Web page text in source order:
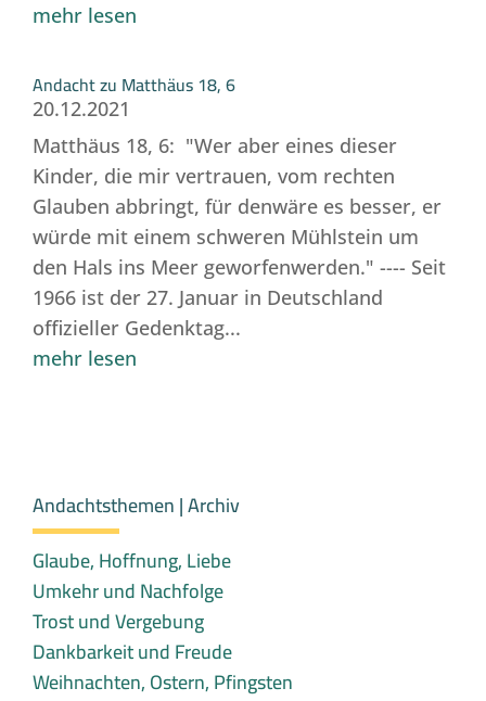
mehr lesen
Andacht zu Matthäus 18, 6
20.12.2021
Matthäus 18, 6: "Wer aber eines dieser
Kinder, die mir vertrauen, vom rechten
Glauben abbringt, für denwäre es besser, er
würde mit einem schweren Mühlstein um
den Hals ins Meer geworfenwerden.​" ---- Seit
1966 ist der 27. Januar in Deutschland
offizieller Gedenktag...
mehr lesen
Andachtsthemen | Archiv
Glaube, Hoffnung, Liebe
Umkehr und Nachfolge
Trost und Vergebung
Dankbarkeit und Freude
Weihnachten, Ostern, Pfingsten